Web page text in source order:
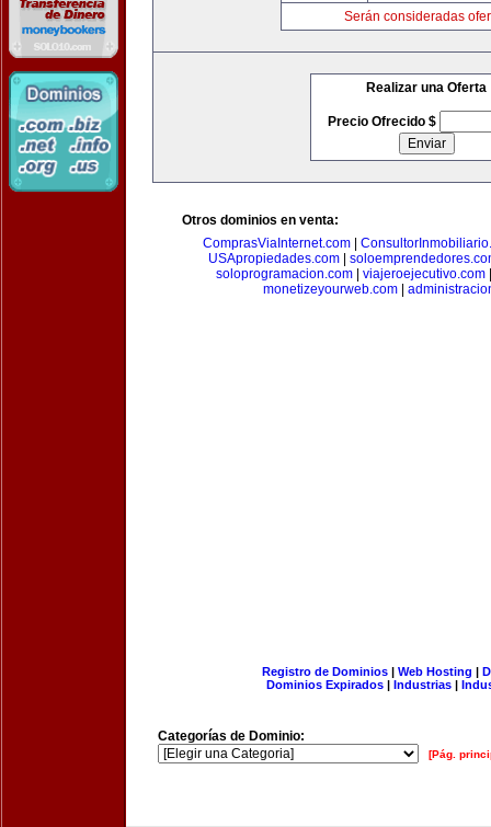
Serán consideradas
Realizar una Oferta
Precio Ofrecido $
Otros dominios en venta:
ComprasViaInternet.com
USApropiedades.com
soloprogramacion.com
viajeroejecutivo.com
monetizeyourweb.com
Registro de Dominios| Web Hosting |
Dominios Expirados | Industrias |
Categorías de Dominio:
[Pág.